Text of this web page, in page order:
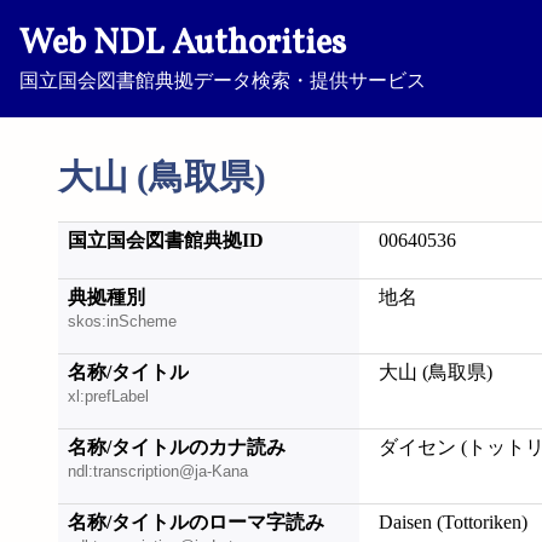
Web NDL Authorities
国立国会図書館典拠データ検索・提供サービス
大山 (鳥取県)
国立国会図書館典拠ID 00640536
典拠種別
skos:inScheme
地名
名称/タイトル
xl:prefLabel
大山 (鳥取県)
名称/タイトルのカナ読み
ndl:transcription@ja-Kana
ダイセン (トット
名称/タイトルのローマ字読み Daisen (Tottoriken)